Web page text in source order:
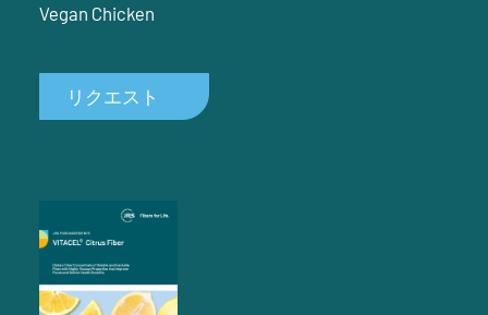
Vegan Chicken
リクエスト